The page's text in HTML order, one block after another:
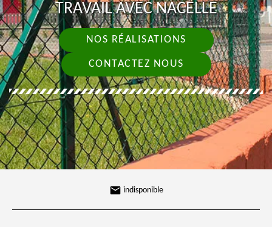
TRAVAIL AVEC NACELLE
NOS RÉALISATIONS
CONTACTEZ NOUS
indisponible